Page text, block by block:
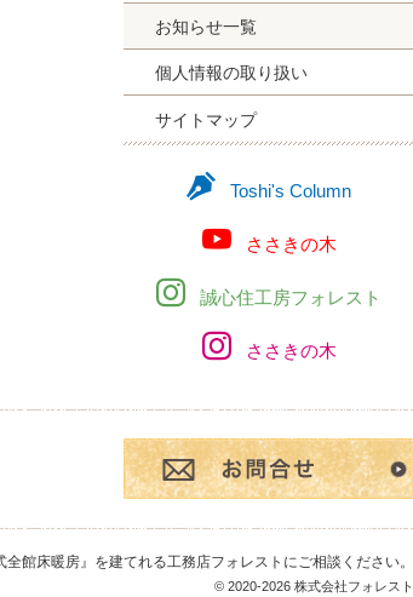
お知らせ一覧
個人情報の取り扱い
サイトマップ
Toshi's Column
ささきの木
誠心住工房フォレスト
ささきの木
© 2020-2026 株式会社フォレスト
館床暖房』を建てれる工務店フォレスト にご相談ください。